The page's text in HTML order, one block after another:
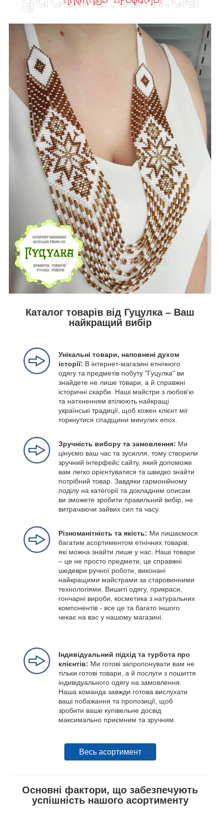
Каталог товарів від Гуцулка – Ваш
найкращий вибір
Унікальні товари, наповнені духом
історії: В інтернет-магазині етнічного
одягу та предметів побуту "Гуцулка" ви
знайдете не лише товари, а й справжні
історичні скарби. Наші майстри з любов'ю
та натхненням втілюють найкращі
українські традиції, щоб кожен клієнт міг
торкнутися спадщини минулих епох.
Зручність вибору та замовлення: Ми
цінуємо ваш час та зусилля, тому створили
зручний інтерфейс сайту, який допоможе
вам легко орієнтуватися та швидко знайти
потрібний товар. Завдяки гармонійному
поділу на категорії та докладним описам
ви зможете зробити правильний вибір, не
витрачаючи зайвих сил та часу.
Різноманітність та якість: Ми пишаємося
багатим асортиментом етнічних товарів,
які можна знайти лише у нас. Наші товари
– це не просто предмети, це справжні
шедеври ручної роботи, виконані
найкращими майстрами за старовинними
технологіями. Вишиті одягу, прикраси,
гончарні вироби, косметика з натуральних
компонентів - все це та багато іншого
чекає на вас у нашому магазині.
Індивідуальний підхід та турбота про
клієнтів: Ми готові запропонувати вам не
тільки готові товари, а й послуги з пошиття
індивідуального одягу на замовлення.
Наша команда завжди готова вислухати
ваші побажання та пропозиції, щоб
зробити ваше купівельне досвід
максимально приємним та зручним.
Весь асортимент
Основні фактори, що забезпечують
успішність нашого асортименту